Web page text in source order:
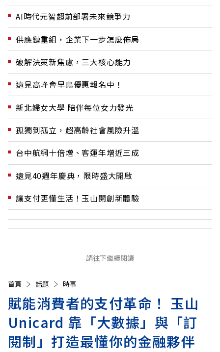
AI時代元智超前部署未來競爭力
供應鏈重組，企業下一步怎麼佈局
破解決策新焦慮，三大核心能力
遠見高峰會早鳥優惠報名中！
新北婦女大學 陪伴每位女力發光
孤獨到孤立，超高齡社會風險升溫
台中航網十倍增、客運年增近三成
遠見40週年慶典，限時盛大開啟
讓支付更懂生活！玉山開創新體驗
請往下繼續閱讀
首頁 話題 時事
賦能消費者的支付革命！ 玉山
Unicard 靠「大數據」與「訂
閱制」打造最懂你的金融夥伴